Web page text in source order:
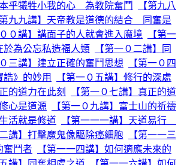
本乎犧牲小我的心 為教院奮鬥
【第九八
第九九講】天帝教是道德的結合 同奮是
００講】講面子的人就會進入魔境
【第一
於為公忘私造福人類
【第一０二講】同
０三講】建立正確的奮鬥思想
【第一０四
》的妙用
【第一０五講】修行的深處
的道力在此刻
【第一０七講】真正的道
心是道源
【第一０九講】富士山的祈禱
活就是修道
【第一一一講】天道易行
二講】打擊魔鬼像驅除癌細胞
【第一一三
奮鬥者
【第一一四講】如何適應未來的